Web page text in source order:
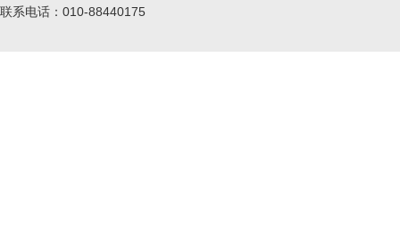
联系电话：010-88440175